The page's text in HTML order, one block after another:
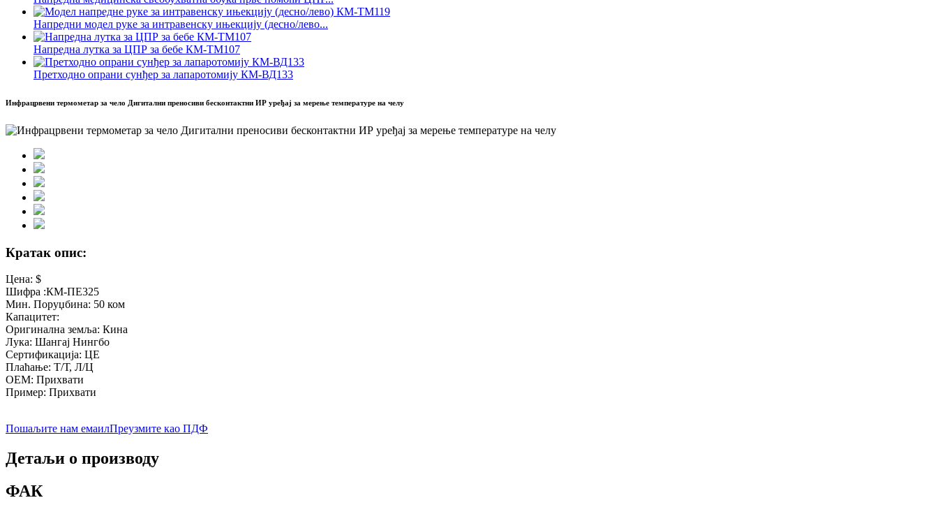
Напредни модел руке за интравенску ињекцију (десно/лево...
Напредна лутка за ЦПР за бебе КМ-ТМ107
Претходно опрани сунђер за лапаротомију КМ-ВД133
Инфрацрвени термометар за чело Дигитални преносиви бесконтактни ИР уређај за мерење температуре на челу
Кратак опис:
Цена: $
Шифра :КМ-ПЕ325
Мин. Поруџбина: 50 ком
Капацитет:
Оригинална земља: Кина
Лука: Шангај Нингбо
Сертификација: ЦЕ
Плаћање: Т/Т, Л/Ц
ОЕМ: Прихвати
Пример: Прихвати
Пошаљите нам емаилПреузмите као ПДФ
Детаљи о производу
ФАК